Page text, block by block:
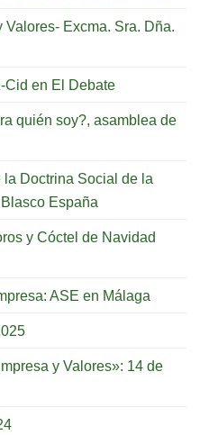
Excma. Sra. Dña.
Cid en El Debate
quién soy?, asamblea de
Doctrina Social de la
España
y Cóctel de Navidad
ASE en Málaga
y Valores»: 14 de